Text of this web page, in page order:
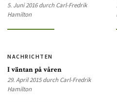
5. Juni 2016 durch Carl-Fredrik
Hamilton
NACHRICHTEN
I väntan på våren
29. April 2015 durch Carl-Fredrik
Hamilton